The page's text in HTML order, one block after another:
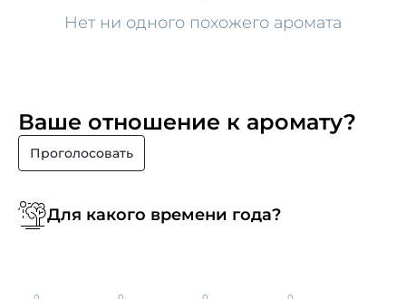
Нет ни одного похожего аромата
Ваше отношение к аромату?
Проголосовать
Для какого времени года?